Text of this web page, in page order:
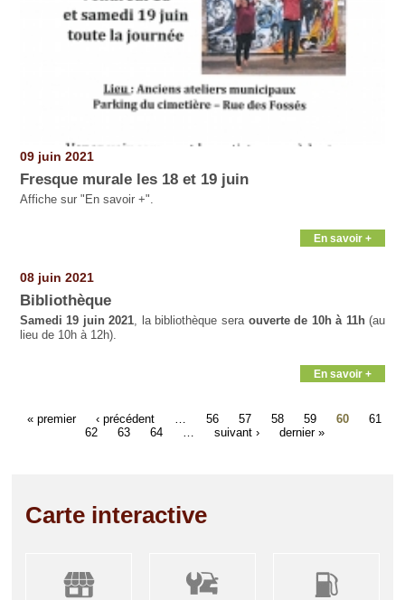
09 juin 2021
Fresque murale les 18 et 19 juin
Affiche sur "En savoir +".
En savoir +
08 juin 2021
Bibliothèque
Samedi 19 juin 2021 , la bibliothèque sera ouverte de 10h à 11h(au
lieu de 10h à 12h).
En savoir +
« premier ‹ précédent 56 57 58 59 60
61
62
63 64 suivant › dernier »
Carte interactive